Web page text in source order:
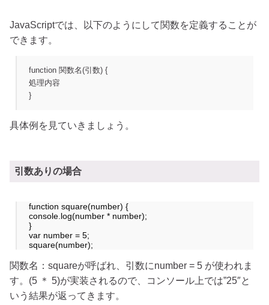
JavaScriptでは、以下のようにして関数を定義することが
できます。
function 関数名(引数) {
処理内容
}
具体例を見ていきましょう。
引数ありの場合
function square(number) {
console.log(number * number);
}
var number = 5;
square(number);
関数名：squareが呼ばれ、引数にnumber = 5 が使われま
す。(5 ＊ 5)が実装されるので、コンソール上では”25″と
いう結果が返ってきます。